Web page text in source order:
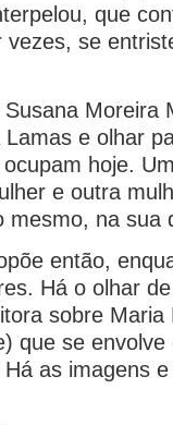
que
se
Moreira
e olhar
hoje.
e outra
mesmo, na sua
então,
Há o olhar
sobre
que se
as imagens